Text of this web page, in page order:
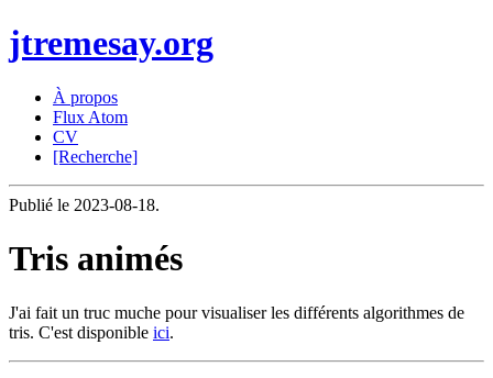
jtremesay.org
À propos
Flux Atom
CV
[Recherche]
Publié le 2023-08-18.
Tris animés
J'ai fait un truc muche pour visualiser les différents algorithmes de
tris. C'est disponible ici.